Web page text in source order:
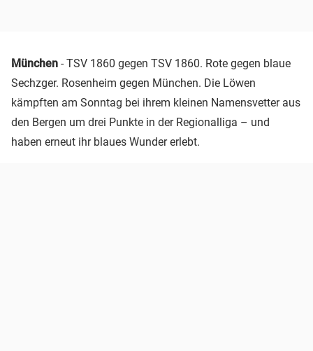
München - TSV 1860 gegen TSV 1860. Rote gegen blaue
Sechzger. Rosenheim gegen München. Die Löwen
kämpften am Sonntag bei ihrem kleinen Namensvetter aus
den Bergen um drei Punkte in der Regionalliga – und
haben erneut ihr blaues Wunder erlebt.